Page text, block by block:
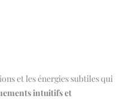
et les énergies subtiles qui
intuitifs et